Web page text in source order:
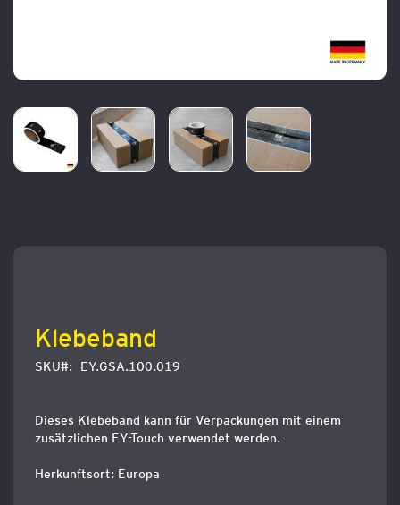
Klebeband
SKU EY.GSA.100.019
Dieses Klebeband kann für Verpackungen mit einem
zusätzlichen EY-Touch verwendet werden.
Herkunftsort: Europa